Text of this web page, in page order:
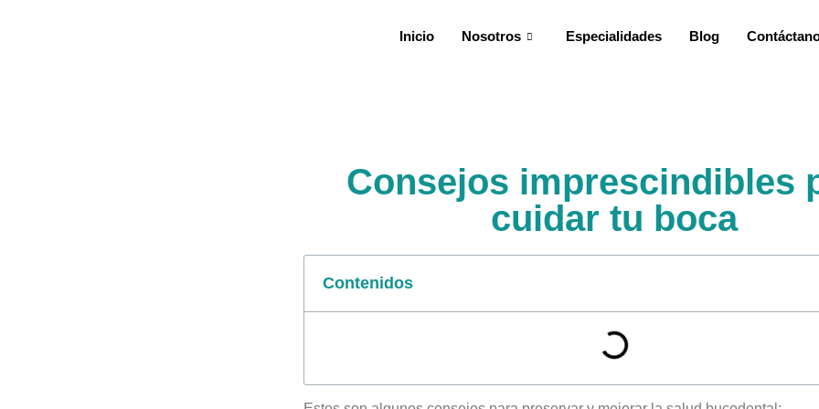
Inicio Nosotros Especialidades Blog
Consejos imprescindibles
cuidar tu boca
Contenidos